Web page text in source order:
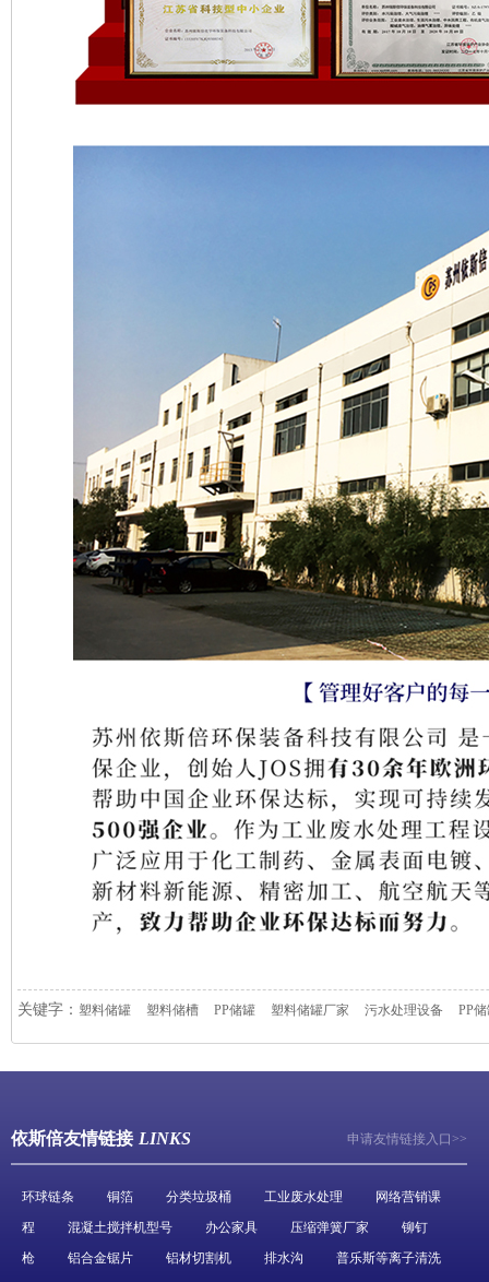
关键字： 塑料储罐 塑料储槽 PP储罐 塑料储罐厂家 污水处理设备 PP
依斯倍友情链接 LINKS 申请友情链接入口>>
环球链条 铜箔 分类垃圾桶 工业废水处理
网络营销课
程
混凝土搅拌机型号 办公家具 压缩弹簧厂家
铆钉
枪
铝合金锯片 铝材切割机 排水沟
普乐斯等离子清洗